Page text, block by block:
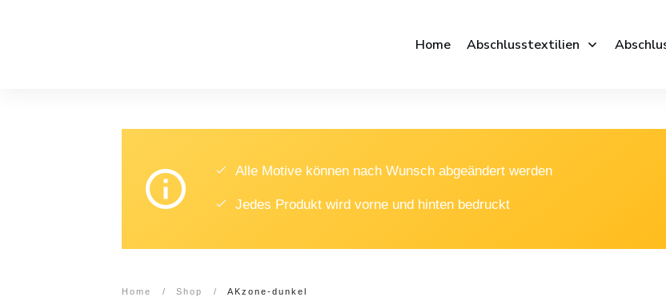
Home Abschlusstextilien
Alle Motive können nach Wunsch abgeändert werden
Jedes Produkt wird vorne und hinten bedruckt
Home / Shop / AKzone-dunkel